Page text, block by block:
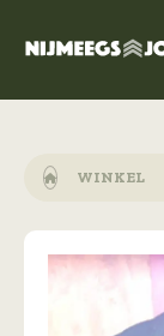
WINKEL